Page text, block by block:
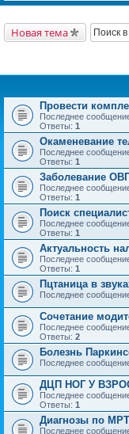
Новая тема
Провести
Последнее
Ответы: 1
Окаменевание
Последнее
Ответы: 1
Заболевание
Последнее
Ответы: 1
Поиск
Последнее
Ответы: 1
Актуальность
Последнее
Ответы: 1
Пцтаница в
Последнее
Сочетание
Последнее
Ответы: 2
Болезнь
Последнее
ДЦП НОГ У
Последнее
Ответы: 1
Диагнозы по
Последнее